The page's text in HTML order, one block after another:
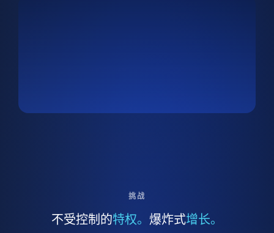
挑战
不受控制的特权。 爆炸式增长。